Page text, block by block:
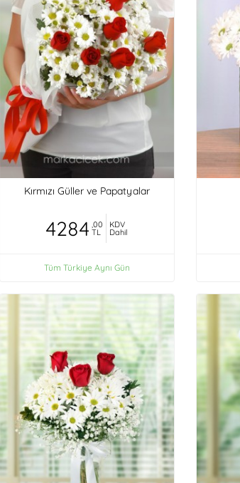
Kırmızı Güller ve Papatyalar
4284 ,00
TL
KDV
Dahil
Tüm Türkiye Aynı Gün